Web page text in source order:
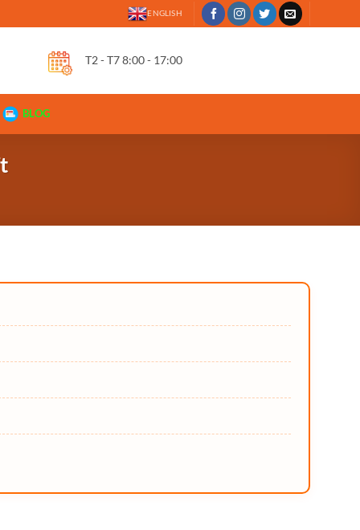
ENGLISH
T2 - T7 8:00 - 17:00
BLOG